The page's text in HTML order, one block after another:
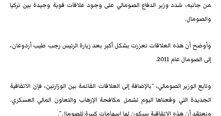
من جانبه، شدد وزير الدفاع الصومالي على وجود علاقات قوية وجيدة بين تركيا
والصومال.
وأوضح أن هذه العلاقات تعززت بشكل أكبر بعد زيارة الرئيس رجب طيب أردوغان،
إلى الصومال عام 2011.
وتابع الوزير الصومالي، “بالإضافة إلى العلاقات القائمة بين الوزارتين، فإن الاتفاقية
الجديدة التي وقعناها اليوم تشمل مكافحة الإرهاب والتعاون المالي العسكري.
ونعتقد أن هذه الاتفاقية سيكون لها إسهامات كبيرة للصومال”.​​​​​​​